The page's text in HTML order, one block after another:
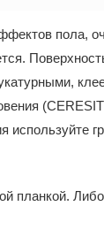
пола,
используйте
планкой.